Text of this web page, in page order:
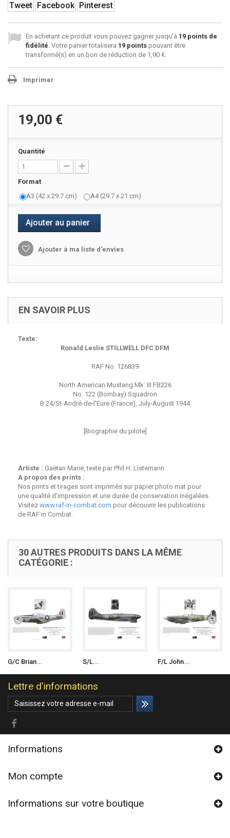
Tweet Facebook Pinterest
En achetant ce produit vous pouvez gagner jusqu'à 19 points de
fidélité. Votre panier totalisera 19 points pouvant être
transformé(s) en un bon de réduction de 1,90 €.
Imprimer
19,00 €
Quantité
Format
A3 (42 x 29.7 cm)
A4 (29.7 x 21 cm)
Ajouter au panier
Ajouter à ma liste d'envies
EN SAVOIR PLUS
Texte:
Ronald Leslie STILLWELL DFC DFM
RAF No. 126839
North American Mustang Mk. III FB226
No. 122 (Bombay) Squadron
B.24/St-André-de-l’Eure (France), July-August 1944
[Biographie du pilote]
Artiste : Gaëtan Marie, texte par Phil H. Listemann
A propos des prints :
Nos prints et tirages sont imprimés sur papier photo mat pour
une qualité d'impression et une durée de conservation inégalées.
Visitez www.raf-in-combat.com pour découvrir les publications
de RAF in Combat.
30 AUTRES PRODUITS DANS LA MÊME
CATÉGORIE :
G/C Brian... S/L... F/L John...
Lettre d'informations
Informations
Mon compte
Informations sur votre boutique